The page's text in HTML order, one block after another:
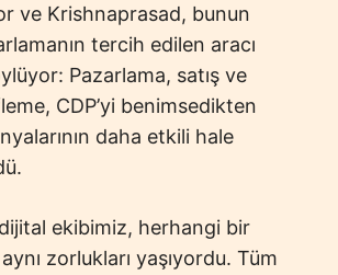
ve Krishnaprasad, bunun
tercih edilen aracı
Pazarlama, satış ve
CDP’yi benimsedikten
daha etkili hale
ekibimiz, herhangi bir
zorlukları yaşıyordu. Tüm